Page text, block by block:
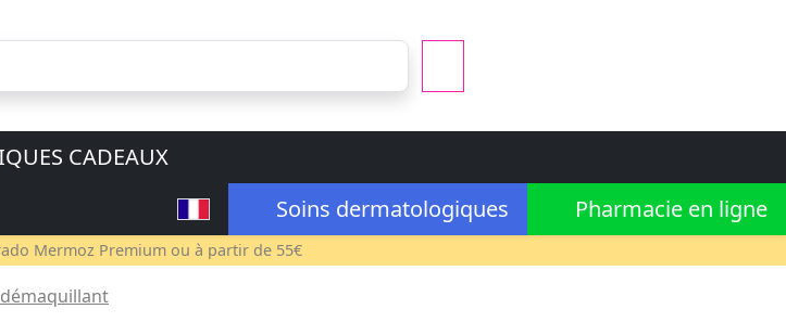
CADEAUX
Soins dermatologiques
Pharmacie en ligne
Mermoz Premium ou à partir de 55€